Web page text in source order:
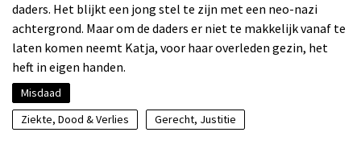
daders. Het blijkt een jong stel te zijn met een neo-nazi
achtergrond. Maar om de daders er niet te makkelijk vanaf te
laten komen neemt Katja, voor haar overleden gezin, het
heft in eigen handen.
Misdaad
Ziekte, Dood & Verlies
Gerecht, Justitie